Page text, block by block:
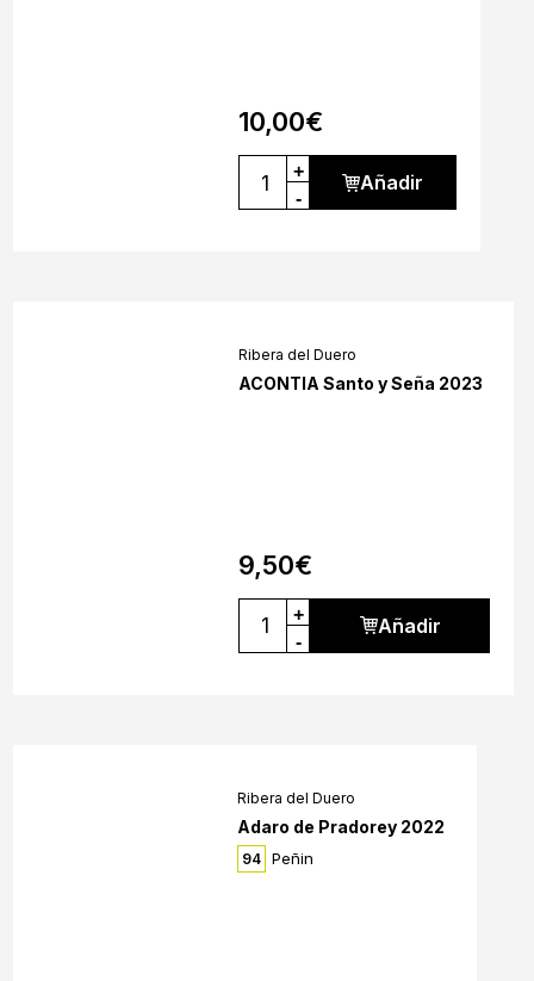
10,00€
+
-
Añadir
Ribera del Duero
ACONTIA Santo y Seña 2023
9,50€
+
-
Añadir
Ribera del Duero
Adaro de Pradorey 2022
94 Peñin